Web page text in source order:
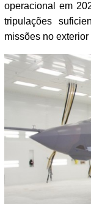
operacional em
tripulações
missões no